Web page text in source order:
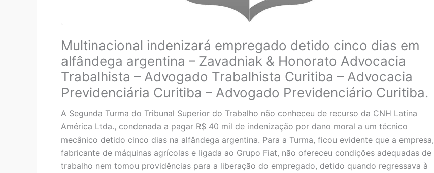
Multinacional indenizará empregado detido cinco dias em
alfândega argentina – Zavadniak & Honorato Advocacia
Trabalhista – Advogado Trabalhista Curitiba – Advocacia
Previdenciária Curitiba – Advogado Previdenciário Curitiba.
A Segunda Turma do Tribunal Superior do Trabalho não conheceu de recurso da CNH Latina
América Ltda., condenada a pagar R$ 40 mil de indenização por dano moral a um técnico
mecânico detido cinco dias na alfândega argentina. Para a Turma, ficou evidente que a empresa,
fabricante de máquinas agrícolas e ligada ao Grupo Fiat, não ofereceu condições adequadas de
trabalho nem tomou providências para a liberação do empregado, detido quando regressava à